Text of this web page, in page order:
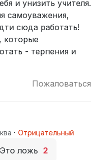
и унизить учителя.
самоуважения,
сюда работать!
которые
- терпения и
Пожаловаться
· Отрицательный
Это ложь 2